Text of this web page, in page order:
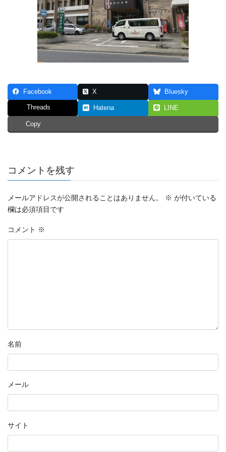
Facebook X Bluesky
Threads Hatena LINE
Copy
コメントを残す
メールアドレスが公開されることはありません。 ※ が付いている
欄は必須項目です
コメント ※
名前
メール
サイト